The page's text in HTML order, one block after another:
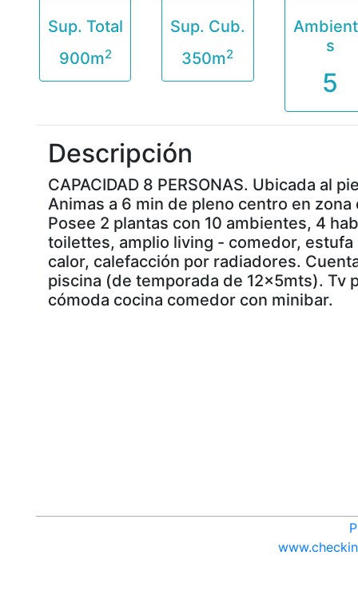
Sup. Total
900m2
Sup. Cub.
350m2
s
5
Descripción
CAPACIDAD 8 PERSONAS. Ubicada al
Animas a 6 min de pleno centro en
Posee 2 plantas con 10 ambientes, 4
toilettes, amplio living - comedor, estufa
calor, calefacción por radiadores.
piscina (de temporada de 12x5mts). Tv
cómoda cocina comedor con minibar.